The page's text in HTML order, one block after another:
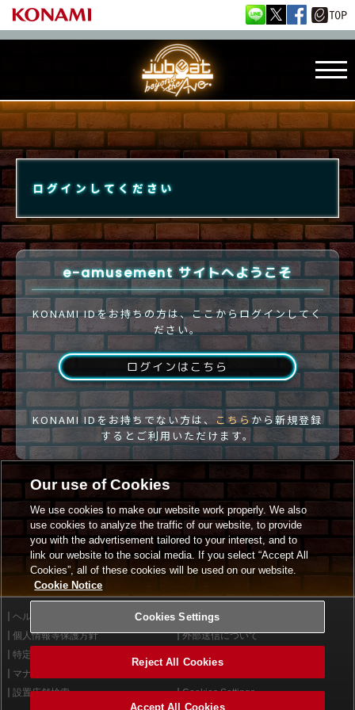
ログインしてください
e-amusement サイトへようこそ
KONAMI IDをお持ちの方は、ここからログインしてく
ださい。
ログインはこちら
KONAMI IDをお持ちでない方は、 こちらから新規登録
するとご利用いただけます。
ヘルプ
利用規約
個人情報等保護方針
外部送信について
特定商取引法に基づく表示
マナー＆ルール
設置店舗検索
Cookies Settings
Our use of Cookies
We use cookies to make our website work properly. We also
use cookies to analyze the traffic of our website, to provide
you with the advertisement tailored to your interest, and to
link our website to the social media. If you select “Accept All
Cookies”, all of these cookies will be used on our website.
Cookie Notice
Cookies Settings
Reject All Cookies
Accept All Cookies